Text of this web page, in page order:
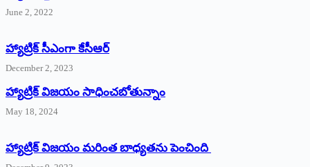
June 2, 2022
హ్యాట్రిక్‌ ‌సీఎంగా కేసీఆర్‌
December 2, 2023
హ్యాట్రిక్‌ విజయం సాధించబోతున్నాం
May 18, 2024
హ్యాట్రిక్ విజయం మరింత బాధ్యతను పెంచింది